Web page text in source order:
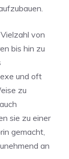
von
bis hin zu
und oft
zu
sie zu einer
gemacht,
an